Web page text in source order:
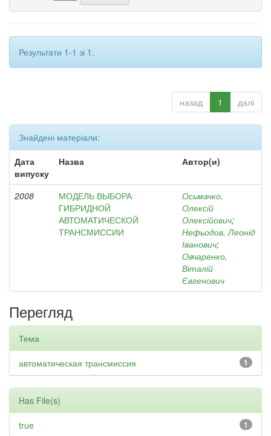
Результати 1-1 зі 1.
назад 1 далі
Знайдені матеріали:
Дата
випуску
Назва Автор(и)
2008
МОДЕЛЬ ВЫБОРА
ГИБРИДНОЙ
АВТОМАТИЧЕСКОЙ
ТРАНСМИССИИ
Осьмачко,
Олексій
Олексійович;
Нефьодов, Леонід
Іванович;
Овчаренко,
Віталій
Євгенович
Перегляд
Тема
1
автоматическая трансмиссия
Has File(s)
1
true